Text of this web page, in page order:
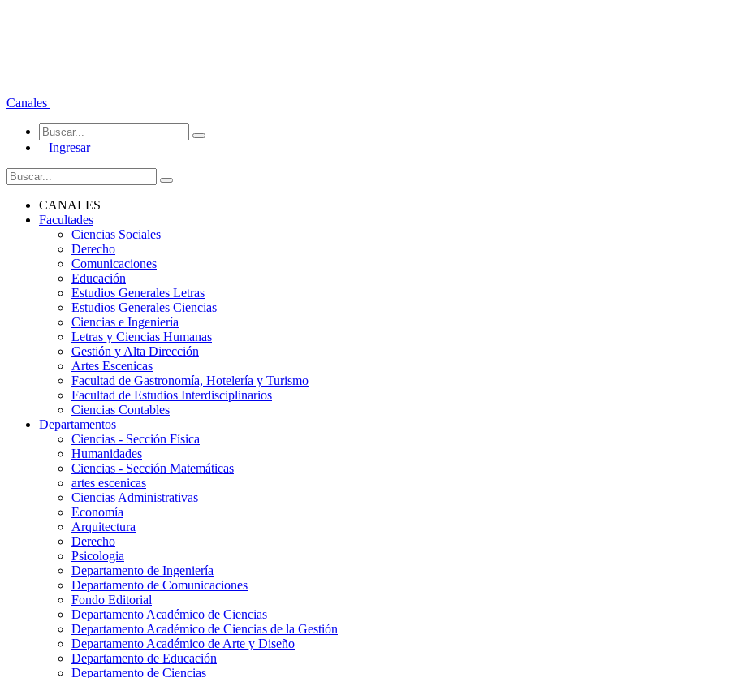
Canales
Ingresar
CANALES
Facultades
Ciencias Sociales
Derecho
Comunicaciones
Educación
Estudios Generales Letras
Estudios Generales Ciencias
Ciencias e Ingeniería
Letras y Ciencias Humanas
Gestión y Alta Dirección
Artes Escenicas
Facultad de Gastronomía, Hotelería y Turismo
Facultad de Estudios Interdisciplinarios
Ciencias Contables
Departamentos
Ciencias - Sección Física
Humanidades
Ciencias - Sección Matemáticas
artes escenicas
Ciencias Administrativas
Economía
Arquitectura
Derecho
Psicologia
Departamento de Ingeniería
Departamento de Comunicaciones
Fondo Editorial
Departamento Académico de Ciencias
Departamento Académico de Ciencias de la Gestión
Departamento Académico de Arte y Diseño
Departamento de Educación
Departamento de Ciencias